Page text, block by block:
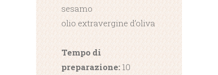
sesamo
olio extravergine d’oliva
Tempo di
preparazione:10